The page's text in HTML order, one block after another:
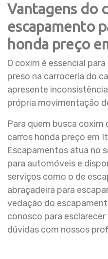
Vantagens do
escapamento
honda preço
O coxim é essencial
preso na carroceria do
apresente
própria movimentação
Para quem busca
carros honda preço em
Escapamentos atua no
para automóveis e
serviços como o de
abraçadeira para
vedação do
conosco para
dúvidas com nossos